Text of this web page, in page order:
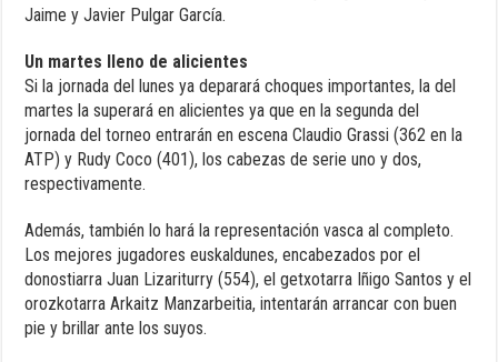
Jaime y Javier Pulgar García.
Un martes lleno de alicientes
Si la jornada del lunes ya deparará choques importantes, la del
martes la superará en alicientes ya que en la segunda del
jornada del torneo entrarán en escena Claudio Grassi (362 en la
ATP) y Rudy Coco (401), los cabezas de serie uno y dos,
respectivamente.
Además, también lo hará la representación vasca al completo.
Los mejores jugadores euskaldunes, encabezados por el
donostiarra Juan Lizariturry (554), el getxotarra Iñigo Santos y el
orozkotarra Arkaitz Manzarbeitia, intentarán arrancar con buen
pie y brillar ante los suyos.